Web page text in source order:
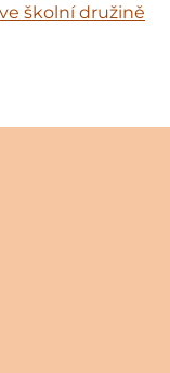
školní družině